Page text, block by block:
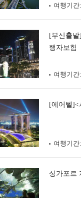
여행기간:
[부산출
행자보험
여행기간:
[에어텔]<
여행기간:
싱가포르